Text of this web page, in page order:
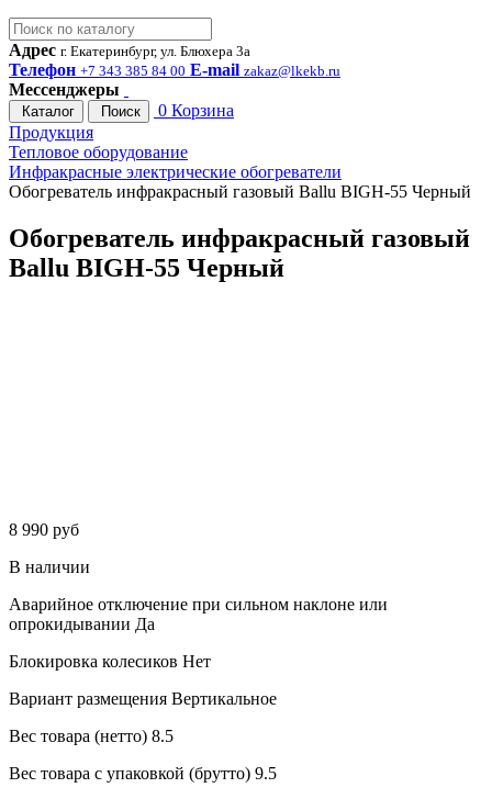
Адрес г. Екатеринбург, ул. Блюхера 3а
Телефон +7 343 385 84 00 E-mail zakaz@lkekb.ru
Мессенджеры
Каталог Поиск 0 Корзина
Продукция
Тепловое оборудование
Инфракрасные электрические обогреватели
Обогреватель инфракрасный газовый Ballu BIGH-55 Черный
Обогреватель инфракрасный газовый
Ballu BIGH-55 Черный
8 990 руб
В наличии
Аварийное отключение при сильном наклоне или
опрокидывании Да
Блокировка колесиков Нет
Вариант размещения Вертикальное
Вес товара (нетто) 8.5
Вес товара с упаковкой (брутто) 9.5